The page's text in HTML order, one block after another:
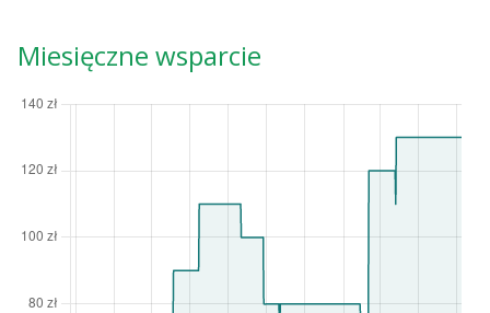
Miesięczne wsparcie